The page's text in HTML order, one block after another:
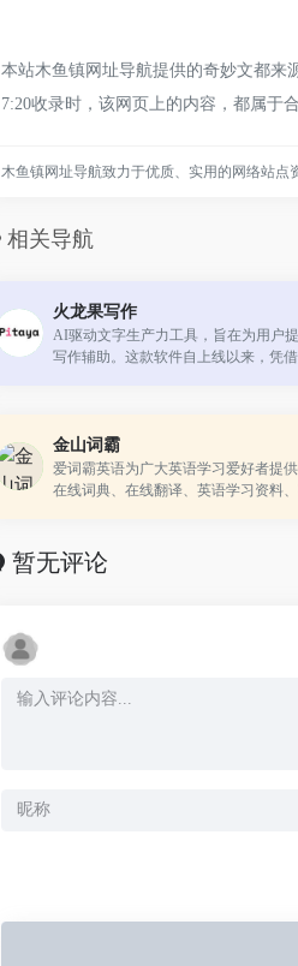
本站木鱼镇网址导航提供的奇妙文都来
7:20收录时，该网页上的内容，都属于
木鱼镇网址导航致力于优质、实用的网络站点
相关导航
火龙果写作
AI驱动文字生产力工具，旨在为用户
写作辅助。这款软件自上线以来，凭
金山词霸
爱词霸英语为广大英语学习爱好者提供
在线词典、在线翻译、英语学习资料、
暂无评论